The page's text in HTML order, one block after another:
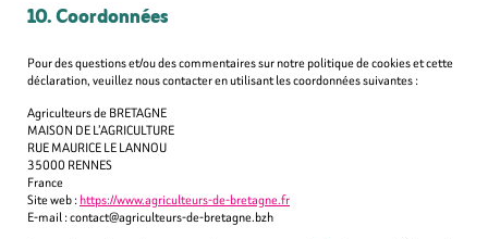
10. Coordonnées
Pour des questions et/ou des commentaires sur notre politique de cookies et cette
déclaration, veuillez nous contacter en utilisant les coordonnées suivantes :
Agriculteurs de BRETAGNE
MAISON DE L’AGRICULTURE
RUE MAURICE LE LANNOU
35000 RENNES
France
Site web :https://www.agriculteurs-de-bretagne.fr
E-mail :contact@agriculteurs-de-bretagne.bzh